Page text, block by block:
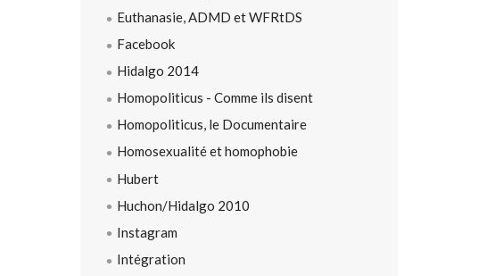
Euthanasie, ADMD et WFRtDS
Facebook
Hidalgo 2014
Homopoliticus - Comme ils disent
Homopoliticus, le Documentaire
Homosexualité et homophobie
Hubert
Huchon/Hidalgo 2010
Instagram
Intégration